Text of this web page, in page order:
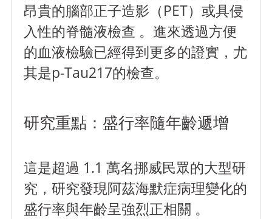
昂貴的腦部正子造影（PET）或具侵
入性的脊髓液檢查 。進來透過方便
的血液檢驗已經得到更多的證實，尤
其是p-Tau217的檢查。
研究重點：盛行率隨年齡遞增
這是超過 1.1 萬名挪威民眾的大型研
究，研究發現阿茲海默症病理變化的
盛行率與年齡呈強烈正相關 。